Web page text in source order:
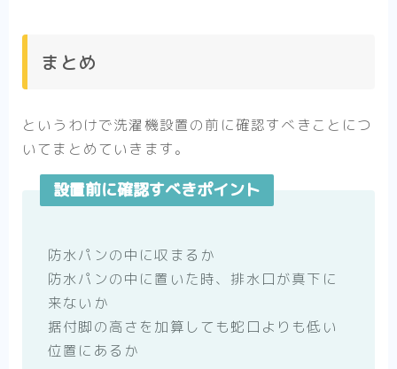
まとめ
というわけで洗濯機設置の前に確認すべきことにつ
いてまとめていきます。
設置前に確認すべきポイント
防水パンの中に収まるか
防水パンの中に置いた時、排水口が真下に
来ないか
据付脚の高さを加算しても蛇口よりも低い
位置にあるか